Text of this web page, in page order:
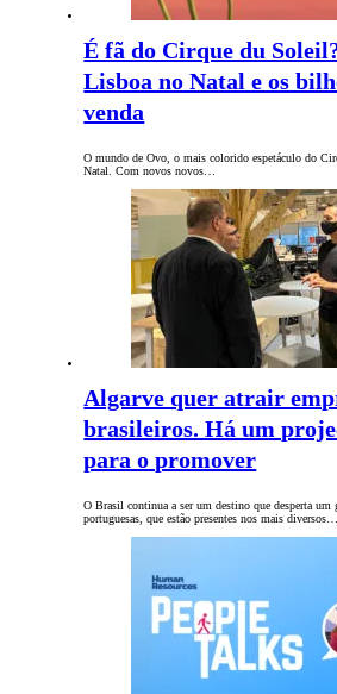
É fã do Cirque du
Lisboa no Natal e os
venda
O mundo de Ovo, o mais colorido espetáculo do
Natal. Com novos novos…
Algarve quer atrair
brasileiros. Há um
para o promover
O Brasil continua a ser um destino que desperta um
portuguesas, que estão presentes nos mais diversos…